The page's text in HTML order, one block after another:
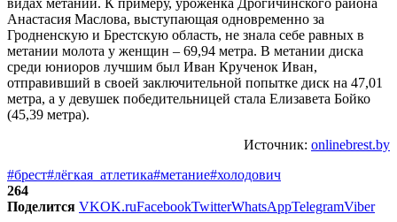
Анастасия Маслова, выступающая одновременно за
Гродненскую и Брестскую область, не знала себе равных в
метании молота у женщин – 69,94 метра. В метании диска
среди юниоров лучшим был Иван Крученок Иван,
отправивший в своей заключительной попытке диск на 47,01
метра, а у девушек победительницей стала Елизавета Бойко
(45,39 метра).
Источник: onlinebrest.by
#брест#лёгкая_атлетика#метание#холодович
264
Поделится VKOK.ruFacebookTwitterWhatsAppTelegramViber